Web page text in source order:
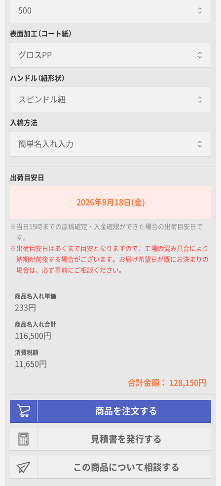
再注文について
よくあるご質問
名入れグループサイト
表面加工（コート紙）
グロスPP
マットPP
ハンドル（紐形状）
スピンドル紐
一枚あたり+7.00円
入稿方法
出荷目安日
2026年9月18日(金)
※当日15時までの原稿確定・入金確認ができた場合の出荷目安日で
す。
※出荷目安日はあくまで目安となりますので、工場の混み具合により
納期が前後する場合がございます。お届け希望日が既にお決まりの
場合は、必ず事前にご相談ください。
商品名入れ単価
233円
商品名入れ合計
116,500円
消費税額
11,650円
合計金額： 128,150円
商品を注文する
見積書を発行する
この商品について相談する